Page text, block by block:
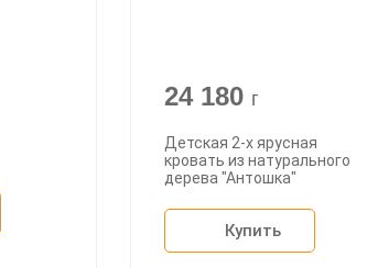
24 180 г
Детская 2-х ярусная
кровать из натурального
дерева "Антошка"
Купить